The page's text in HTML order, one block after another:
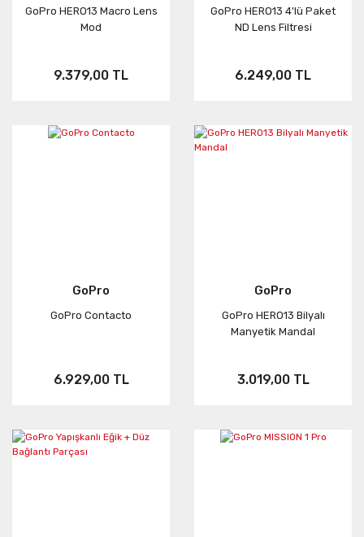
GoPro HERO13 Macro Lens
Mod
9.379,00 TL
GoPro HERO13 4'lü Paket
ND Lens Filtresi
6.249,00 TL
GoPro
GoPro Contacto
6.929,00 TL
GoPro
GoPro HERO13 Bilyalı
Manyetik Mandal
3.019,00 TL